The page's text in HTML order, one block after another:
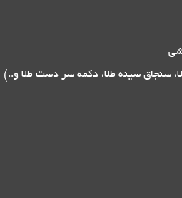
سنجاق سینه طلا، دکمه سر دست طلا و..)